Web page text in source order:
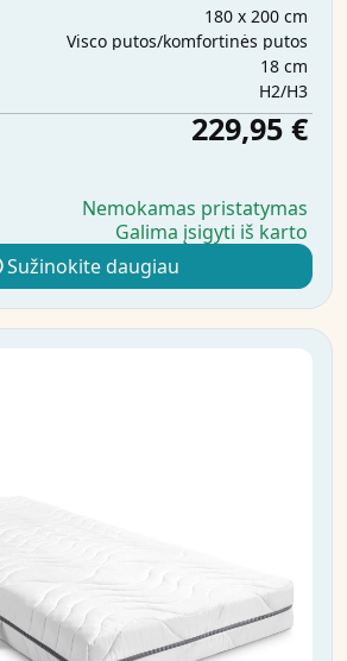
180 x 200 cm
Visco putos/komfortinės putos
18 cm
H2/H3
229,95 €
Nemokamas pristatymas
Galima įsigyti iš karto
Sužinokite daugiau